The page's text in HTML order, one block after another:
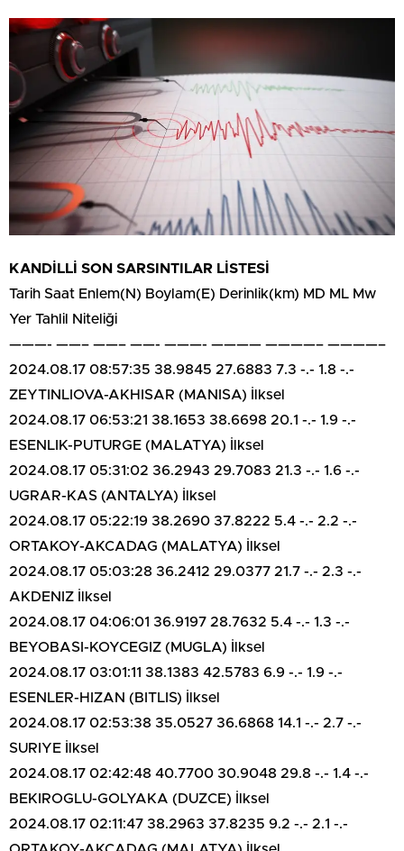
KANDİLLİ SON SARSINTILAR LİSTESİ
Tarih Saat Enlem(N) Boylam(E) Derinlik(km) MD ML Mw
Yer Tahlil Niteliği
———- ——– ——– ——- ———- ———— ————– ————–
2024.08.17 08:57:35 38.9845 27.6883 7.3 -.- 1.8 -.-
ZEYTINLIOVA-AKHISAR (MANISA) İlksel
2024.08.17 06:53:21 38.1653 38.6698 20.1 -.- 1.9 -.-
ESENLIK-PUTURGE (MALATYA) İlksel
2024.08.17 05:31:02 36.2943 29.7083 21.3 -.- 1.6 -.-
UGRAR-KAS (ANTALYA) İlksel
2024.08.17 05:22:19 38.2690 37.8222 5.4 -.- 2.2 -.-
ORTAKOY-AKCADAG (MALATYA) İlksel
2024.08.17 05:03:28 36.2412 29.0377 21.7 -.- 2.3 -.-
AKDENIZ İlksel
2024.08.17 04:06:01 36.9197 28.7632 5.4 -.- 1.3 -.-
BEYOBASI-KOYCEGIZ (MUGLA) İlksel
2024.08.17 03:01:11 38.1383 42.5783 6.9 -.- 1.9 -.-
ESENLER-HIZAN (BITLIS) İlksel
2024.08.17 02:53:38 35.0527 36.6868 14.1 -.- 2.7 -.-
SURIYE İlksel
2024.08.17 02:42:48 40.7700 30.9048 29.8 -.- 1.4 -.-
BEKIROGLU-GOLYAKA (DUZCE) İlksel
2024.08.17 02:11:47 38.2963 37.8235 9.2 -.- 2.1 -.-